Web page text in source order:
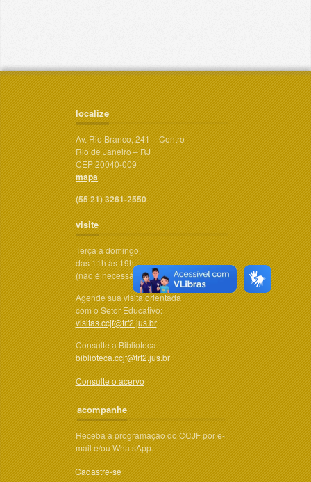
localize
Av. Rio Branco, 241 – Centro
Rio de Janeiro – RJ
CEP 20040-009
mapa
(55 21) 3261-2550
visite
Terça a domingo,
das 11h às 19h
(não é necessário agendar)
Agende sua visita orientada
com o Setor Educativo:
visitas.ccjf@trf2.jus.br
Consulte a Biblioteca
biblioteca.ccjf@trf2.jus.br
Consulte o acervo
acompanhe
Receba a programação do CCJF por e-
mail e/ou WhatsApp.
Cadastre-se